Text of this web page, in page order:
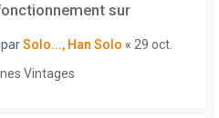
sur
Solo..., Han Solo « 29 oct.
Vintages